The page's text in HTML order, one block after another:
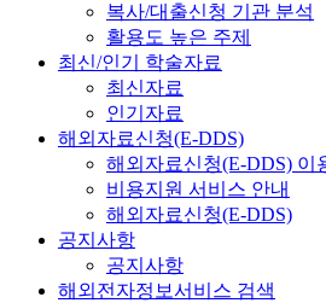
복사/대출신청 기관 분석
활용도 높은 주제
최신/인기 학술자료
최신자료
인기자료
해외자료신청(E-DDS)
해외자료신청(E-DDS) 이
비용지원 서비스 안내
해외자료신청(E-DDS)
공지사항
공지사항
해외전자정보서비스 검색